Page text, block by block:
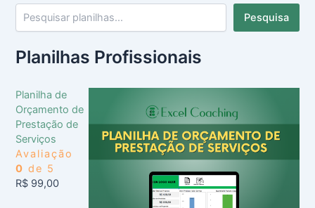
Pesquisa
Planilhas Profissionais
Planilha de
Orçamento de
Prestação de
Serviços
Avaliação
0 de 5
R$ 99,00